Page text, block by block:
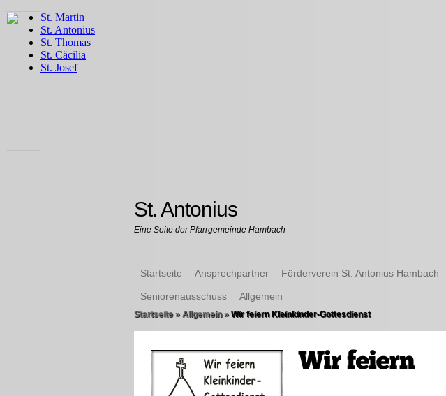
St. Antonius
Eine Seite der Pfarrgemeinde Hambach
Startseite Ansprechpartner Förderverein St. Antonius Hambach
Seniorenausschuss Allgemein
Startseite » Allgemein »Wir feiern Kleinkinder-Gottesdienst